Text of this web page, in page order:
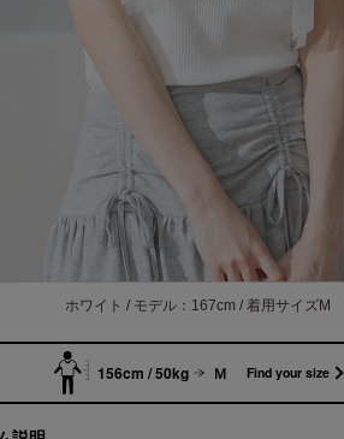
ホワイト / モデル：167cm / 着用サイズM
156cm / 50kg Ｍ Find your size